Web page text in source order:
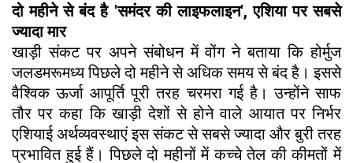
दो महीने से बंद है 'समंदर की लाइफलाइन', एशिया पर सबसे
ज्यादा मार
खाड़ी संकट पर अपने संबोधन में वोंग ने बताया कि होर्मुज
जलडमरूमध्य पिछले दो महीने से अधिक समय से बंद है। इससे
वैश्विक ऊर्जा आपूर्ति पूरी तरह चरमरा गई है। उन्होंने साफ
तौर पर कहा कि खाड़ी देशों से होने वाले आयात पर निर्भर
एशियाई अर्थव्यवस्थाएं इस संकट से सबसे ज्यादा और बुरी तरह
प्रभावित हुई हैं। पिछले दो महीनों में कच्चे तेल की कीमतों में